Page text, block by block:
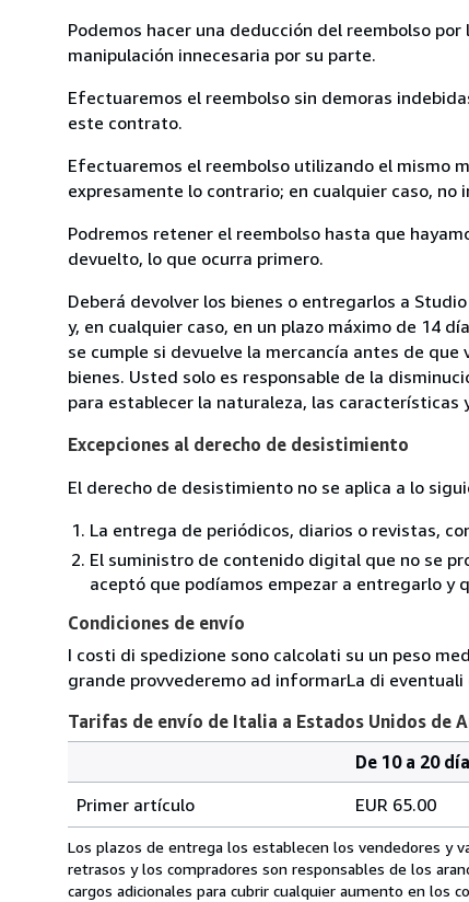
Podemos hacer una deducción del reembolso
manipulación innecesaria por su parte.
Efectuaremos el reembolso sin demoras
este contrato.
Efectuaremos el reembolso utilizando el mismo
expresamente lo contrario; en cualquier caso,
Podremos retener el reembolso hasta que
devuelto, lo que ocurra primero.
Deberá devolver los bienes o entregarlos a
y, en cualquier caso, en un plazo máximo de 14
se cumple si devuelve la mercancía antes de
bienes. Usted solo es responsable de la
para establecer la naturaleza, las características
Excepciones al derecho de desistimiento
El derecho de desistimiento no se aplica a lo
La entrega de periódicos, diarios o revistas,
El suministro de contenido digital que no se
aceptó que podíamos empezar a entregarlo y
Condiciones de envío
I costi di spedizione sono calcolati su un peso
grande provvederemo ad informarLa di
Tarifas de envío de Italia a Estados Unidos de
de
envío
de
Italia
pedido
De 10 a 20
Primer artículo
EUR 65.00
Los plazos de entrega los establecen los vendedores y
retrasos y los compradores son responsables de los
cargos adicionales para cubrir cualquier aumento en los